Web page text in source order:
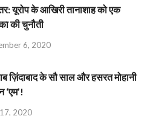
यूरोप के आखिरी तानाशाह को एक
की चुनौती
6, 2020
ज़िंदाबाद के सौ साल और हसरत मोहानी
‘एम’!
2020